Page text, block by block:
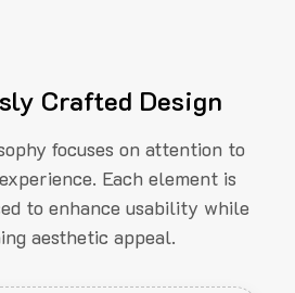
Crafted Design
focuses on attention to
Each element is
to enhance usability while
aesthetic appeal.